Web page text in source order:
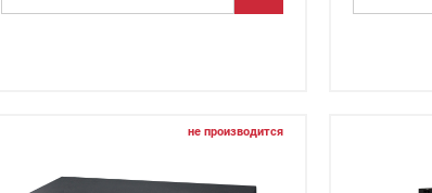
не производится